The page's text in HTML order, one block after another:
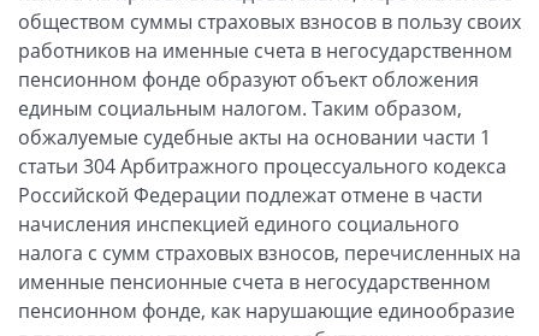
обществом суммы страховых взносов в пользу своих
работников на именные счета в негосударственном
пенсионном фонде образуют объект обложения
единым социальным налогом. Таким образом,
обжалуемые судебные акты на основании части 1
статьи 304 Арбитражного процессуального кодекса
Российской Федерации подлежат отмене в части
начисления инспекцией единого социального
налога с сумм страховых взносов, перечисленных на
именные пенсионные счета в негосударственном
пенсионном фонде, как нарушающие единообразие